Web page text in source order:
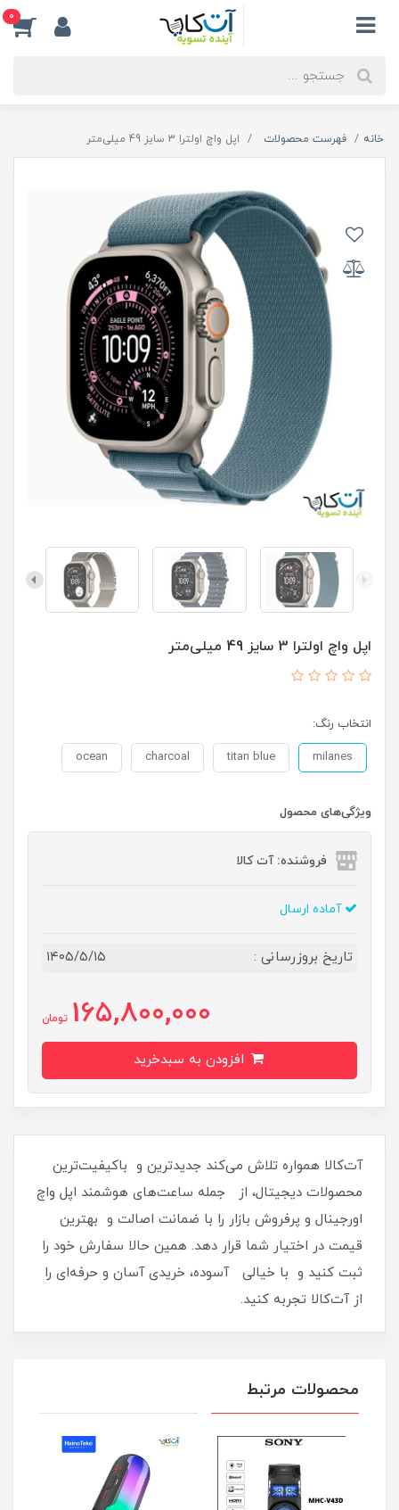
0
خانه فهرست محصولات اپل واچ اولترا 3 سایز 49 میلی‌متر
اپل واچ اولترا 3 سایز 49 میلی‌متر
انتخاب رنگ:
milanes
titan blue
charcoal
ocean
ویژگی‌های محصول
فروشنده: آت کالا
آماده ارسال
تاریخ بروزرسانی : ۱۴۰۵/۵/۱۵
165,800,000 تومان
آت‌کالا همواره تلاش می‌کند جدیدترین و باکیفیت‌ترین
محصولات دیجیتال، از جمله ساعت‌های هوشمند اپل واچ
اورجینال و پرفروش بازار را با ضمانت اصالت و بهترین
قیمت در اختیار شما قرار دهد. همین حالا سفارش خود را
ثبت کنید و با خیالی آسوده، خریدی آسان و حرفه‌ای را
از آت‌کالا تجربه کنید.
محصولات مرتبط